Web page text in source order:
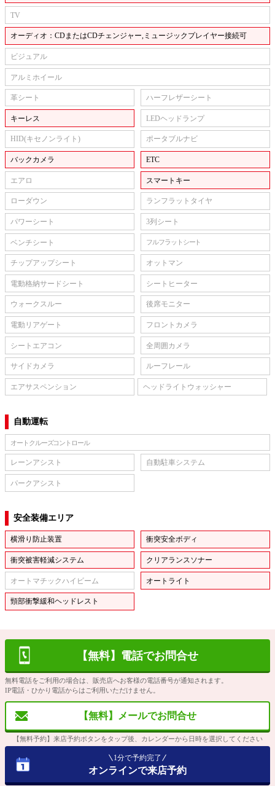
TV
オーディオ：CDまたはCDチェンジャー,ミュージックプレイヤー接続可
ビジュアル
アルミホイール
革シート ハーフレザーシート
キーレス LEDヘッドランプ
HID(キセノンライト) ポータブルナビ
バックカメラ ETC
エアロ スマートキー
ローダウン ランフラットタイヤ
パワーシート 3列シート
ベンチシート フルフラットシート
チップアップシート オットマン
電動格納サードシート シートヒーター
ウォークスルー 後席モニター
電動リアゲート フロントカメラ
シートエアコン 全周囲カメラ
サイドカメラ ルーフレール
エアサスペンション ヘッドライトウォッシャー
自動運転
オートクルーズコントロール
レーンアシスト 自動駐車システム
パークアシスト
安全装備エリア
横滑り防止装置 衝突安全ボディ
衝突被害軽減システム クリアランスソナー
オートマチックハイビーム オートライト
頸部衝撃緩和ヘッドレスト
【無料】電話でお問合せ
無料電話をご利用の場合は、販売店へお客様の電話番号が通知されます。
IP電話・ひかり電話からはご利用いただけません。
【無料】メールでお問合せ
【無料予約】来店予約ボタンをタップ後、カレンダーから日時を選択してください
1分で予約完了
オンラインで来店予約